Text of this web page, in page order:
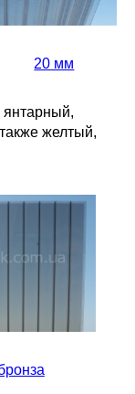
20 мм
янтарный,
желтый,